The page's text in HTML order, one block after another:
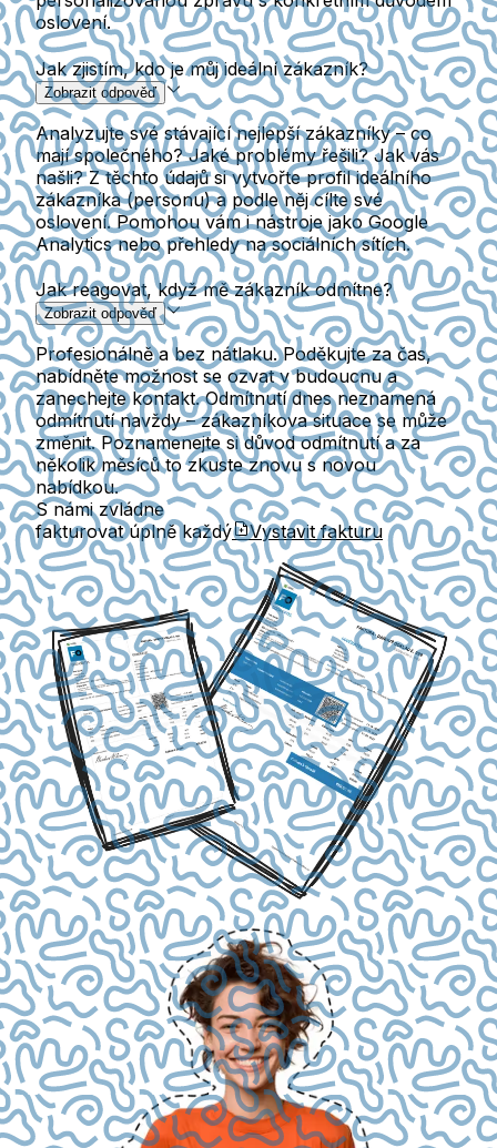
oslovení.
Jak zjistím, kdo je můj ideální zákazník?
Zobrazit odpověď
Analyzujte své stávající nejlepší zákazníky – co
mají společného? Jaké problémy řešili? Jak vás
našli? Z těchto údajů si vytvořte profil ideálního
zákazníka (personu) a podle něj cílte své
oslovení. Pomohou vám i nástroje jako Google
Analytics nebo přehledy na sociálních sítích.
Jak reagovat, když mě zákazník odmítne?
Zobrazit odpověď
Profesionálně a bez nátlaku. Poděkujte za čas,
nabídněte možnost se ozvat v budoucnu a
zanechejte kontakt. Odmítnutí dnes neznamená
odmítnutí navždy – zákazníkova situace se může
změnit. Poznamenejte si důvod odmítnutí a za
několik měsíců to zkuste znovu s novou
nabídkou.
S námi zvládne
fakturovat úplně každý
Vystavit fakturu